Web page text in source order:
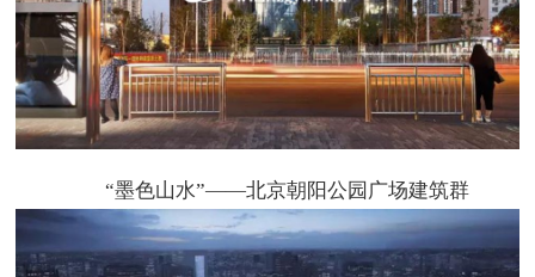
“墨色山水”——北京朝阳公园广场建筑群